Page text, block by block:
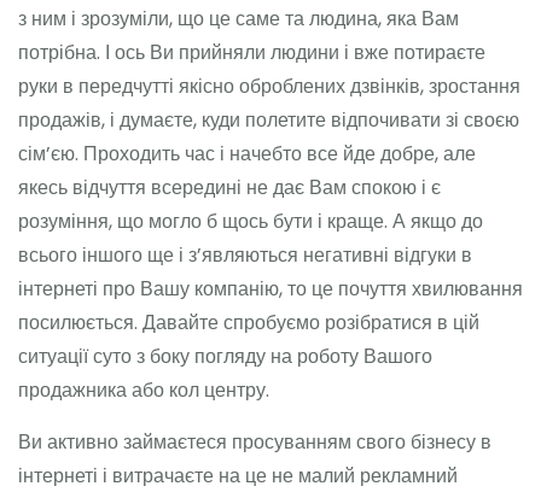
з ним і зрозуміли, що це саме та людина, яка Вам
потрібна. І ось Ви прийняли людини і вже потираєте
руки в передчутті якісно оброблених дзвінків, зростання
продажів, і думаєте, куди полетите відпочивати зі своєю
сім’єю. Проходить час і начебто все йде добре, але
якесь відчуття всередині не дає Вам спокою і є
розуміння, що могло б щось бути і краще. А якщо до
всього іншого ще і з’являються негативні відгуки в
інтернеті про Вашу компанію, то це почуття хвилювання
посилюється. Давайте спробуємо розібратися в цій
ситуації суто з боку погляду на роботу Вашого
продажника або кол центру.
Ви активно займаєтеся просуванням свого бізнесу в
інтернеті і витрачаєте на це не малий рекламний